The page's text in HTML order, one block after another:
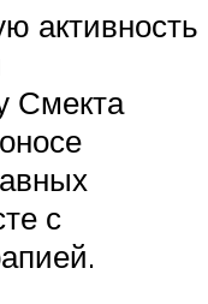
активность
Смекта
с